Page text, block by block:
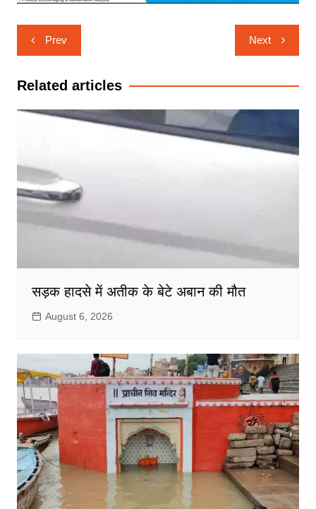
Post
navigation
Prev Next
Related articles
सड़क हादसे में अतीक के बेटे अबान की मौत
August 6, 2026